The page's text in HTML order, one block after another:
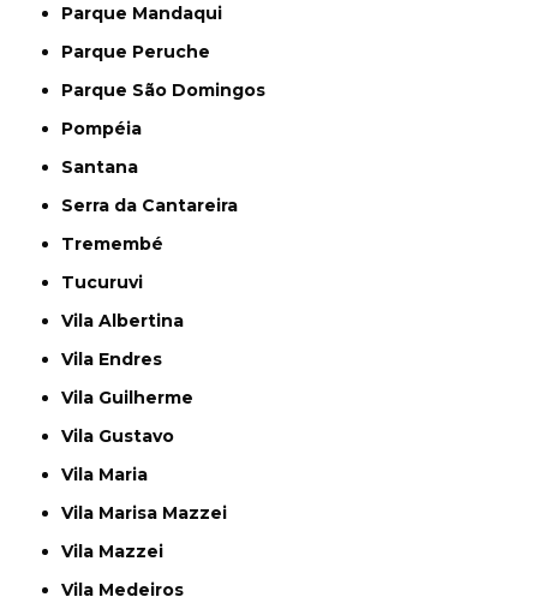
Parque Mandaqui
Parque Peruche
Parque São Domingos
Pompéia
Santana
Serra da Cantareira
Tremembé
Tucuruvi
Vila Albertina
Vila Endres
Vila Guilherme
Vila Gustavo
Vila Maria
Vila Marisa Mazzei
Vila Mazzei
Vila Medeiros